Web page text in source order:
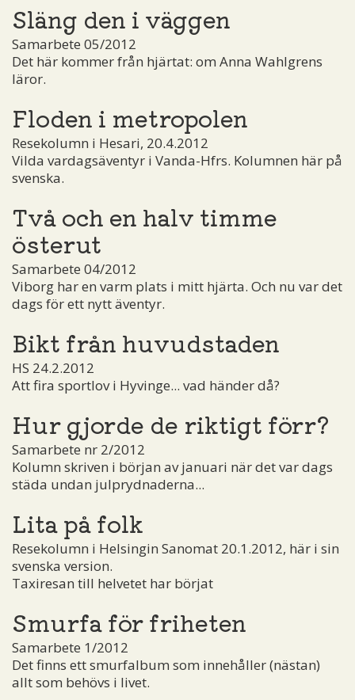
Släng den i väggen
Samarbete 05/2012
Det här kommer från hjärtat: om Anna Wahlgrens
läror.
Floden i metropolen
Resekolumn i Hesari, 20.4.2012
Vilda vardagsäventyr i Vanda-Hfrs. Kolumnen här på
svenska.
Två och en halv timme
österut
Samarbete 04/2012
Viborg har en varm plats i mitt hjärta. Och nu var det
dags för ett nytt äventyr.
Bikt från huvudstaden
HS 24.2.2012
Att fira sportlov i Hyvinge... vad händer då?
Hur gjorde de riktigt förr?
Samarbete nr 2/2012
Kolumn skriven i början av januari när det var dags
städa undan julprydnaderna...
Lita på folk
Resekolumn i Helsingin Sanomat 20.1.2012, här i sin
svenska version.
Taxiresan till helvetet har börjat
Smurfa för friheten
Samarbete 1/2012
Det finns ett smurfalbum som innehåller (nästan)
allt som behövs i livet.